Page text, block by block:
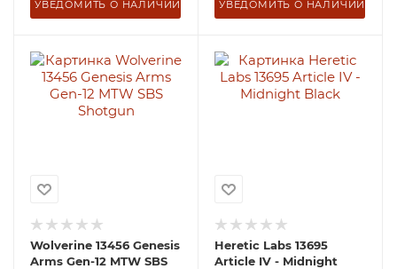
УВЕДОМИТЬ О НАЛИЧИИ УВЕДОМИТЬ О НАЛИЧИИ
Wolverine 13456 Genesis
Arms Gen-12 MTW SBS
Heretic Labs 13695
Article IV - Midnight